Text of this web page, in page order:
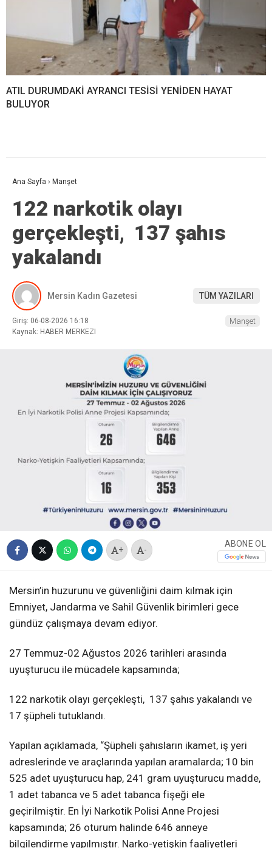
ATIL DURUMDAKİ AYRANCI TESİSİ YENİDEN HAYAT
BULUYOR
Ana Sayfa › Manşet
122 narkotik olayı
gerçekleşti, 137 şahıs
yakalandı
Mersin Kadın Gazetesi TÜM YAZILARI
Giriş: 06-08-2026 16:18
Kaynak: HABER MERKEZI
Manşet
+ -
ABONE OL
Mersin’in huzurunu ve güvenliğini daim kılmak için
Emniyet, Jandarma ve Sahil Güvenlik birimleri gece
gündüz çalışmaya devam ediyor.
27 Temmuz-02 Ağustos 2026 tarihleri arasında
uyuşturucu ile mücadele kapsamında;
122 narkotik olayı gerçekleşti, 137 şahıs yakalandı ve
17 şüpheli tutuklandı.
Yapılan açıklamada, “Şüpheli şahısların ikamet, iş yeri
adreslerinde ve araçlarında yapılan aramalarda; 10 bin
525 adet uyuşturucu hap, 241 gram uyuşturucu madde,
1 adet tabanca ve 5 adet tabanca fişeği ele
geçirilmiştir. En İyi Narkotik Polisi Anne Projesi
kapsamında; 26 oturum halinde 646 anneye
bilgilendirme yapılmıştır. Narko-yetişkin faaliyetleri